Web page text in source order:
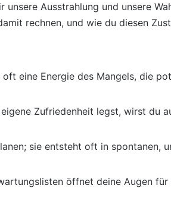
unsere Ausstrahlung und unsere
rechnen, und wie du diesen
eine Energie des Mangels, die
Zufriedenheit legst, wirst du
sie entsteht oft in spontanen,
öffnet deine Augen